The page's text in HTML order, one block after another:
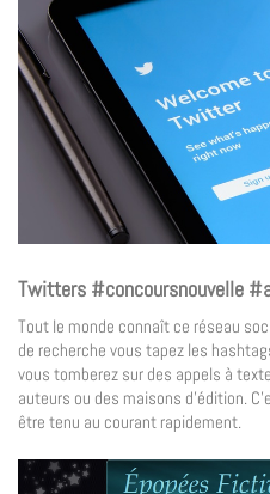
Twitters #concoursnouvelle
Tout le monde connaît ce réseau
de recherche vous tapez les
vous tomberez sur des appels à
auteurs ou des maisons d’édition.
être tenu au courant rapidement.